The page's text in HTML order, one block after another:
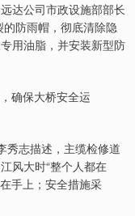
达公司市政设施部部长
防雨帽，彻底清除隐
用油脂，并安装新型防
确保大桥安全运
秀志描述，主缆检修道
风大时“整个人都在
手上；安全措施采